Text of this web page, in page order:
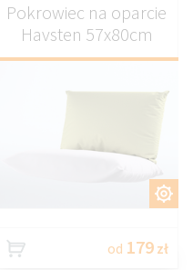
Pokrowiec na oparcie
Havsten 57x80cm
od 179 zł